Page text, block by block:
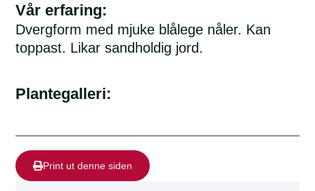
Vår erfaring:
Dvergform med mjuke blålege nåler. Kan
toppast. Likar sandholdig jord.
Plantegalleri:
Print ut denne siden